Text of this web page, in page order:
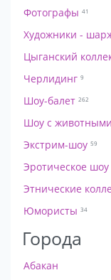
Фотографы 41
Художники -
Цыганский
Черлидинг 9
Шоу-балет 262
Шоу с животными
Экстрим-шоу 59
Эротическое шоу
Этнические
Юмористы 34
Города
Абакан